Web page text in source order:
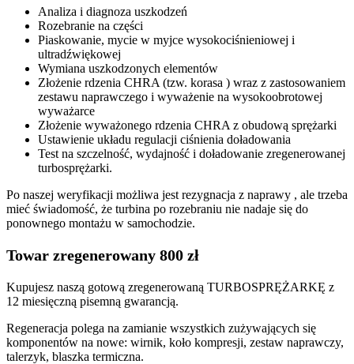
Analiza i diagnoza uszkodzeń
Rozebranie na części
Piaskowanie, mycie w myjce wysokociśnieniowej i
ultradźwiękowej
Wymiana uszkodzonych elementów
Złożenie rdzenia CHRA (tzw. korasa ) wraz z zastosowaniem
zestawu naprawczego i wyważenie na wysokoobrotowej
wyważarce
Złożenie wyważonego rdzenia CHRA z obudową sprężarki
Ustawienie układu regulacji ciśnienia doładowania
Test na szczelność, wydajność i doładowanie zregenerowanej
turbosprężarki.
Po naszej weryfikacji możliwa jest rezygnacja z naprawy , ale trzeba
mieć świadomość, że turbina po rozebraniu nie nadaje się do
ponownego montażu w samochodzie.
Towar zregenerowany 800 zł
Kupujesz naszą gotową zregenerowaną TURBOSPRĘŻARKĘ z
12 miesięczną pisemną gwarancją.
Regeneracja polega na zamianie wszystkich zużywających się
komponentów na nowe: wirnik, koło kompresji, zestaw naprawczy,
talerzyk, blaszka termiczna.